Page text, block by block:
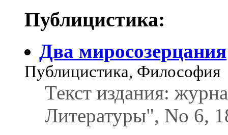
Публицистика:
Два миросозерцания
Публицистика, Философия
Текст издания:
Литературы", No 6,